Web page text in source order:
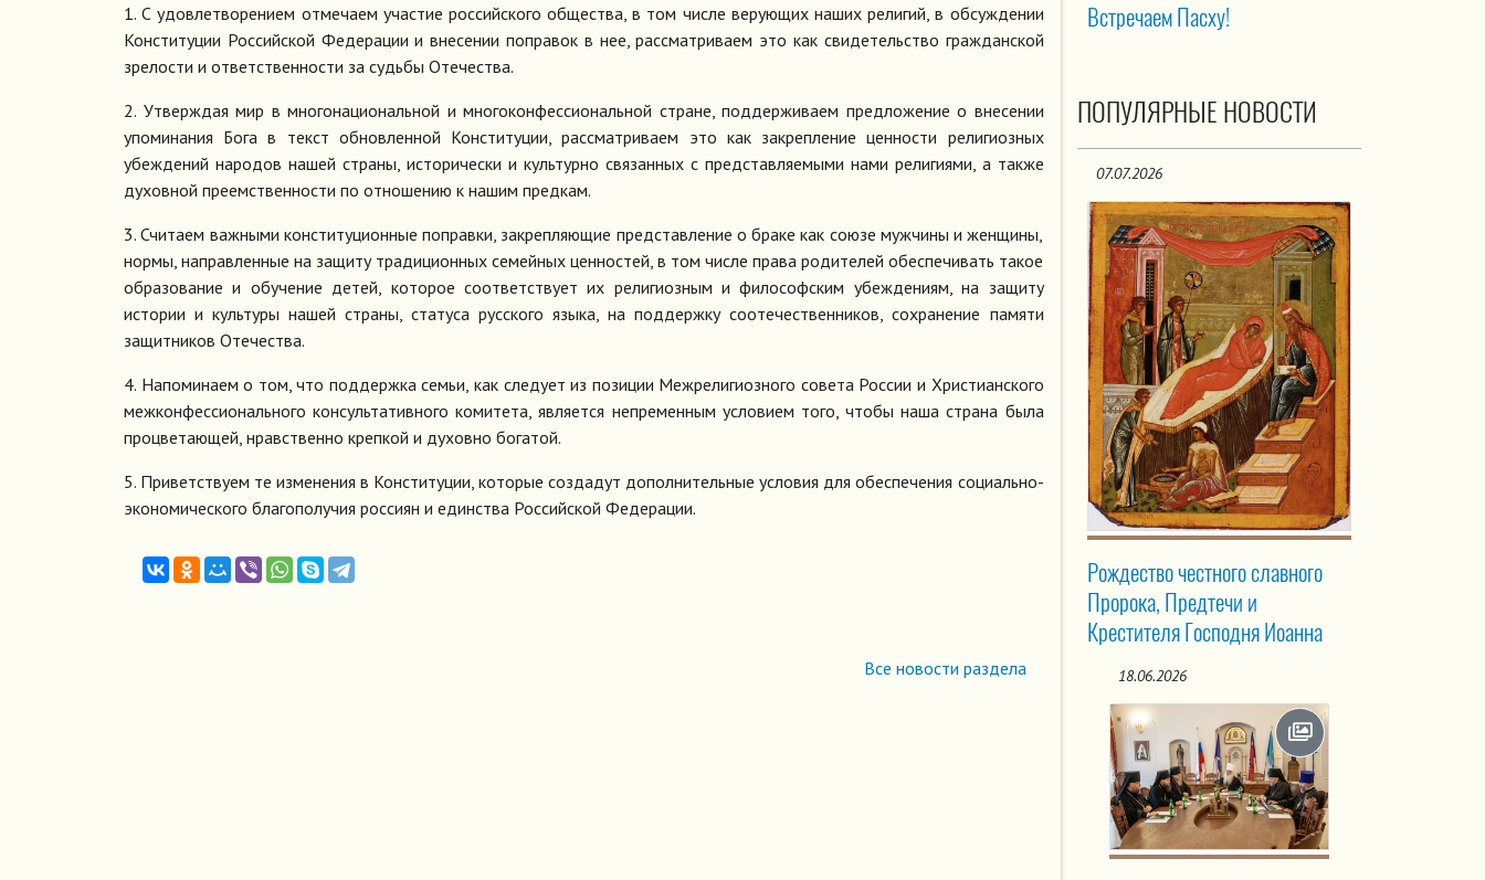
1. С удовлетворением отмечаем участие российского общества, в том числе верующих наших религий, в обсуждении
Конституции Российской Федерации и внесении поправок в нее, рассматриваем это как свидетельство гражданской
зрелости и ответственности за судьбы Отечества.
2. Утверждая мир в многонациональной и многоконфессиональной стране, поддерживаем предложение о внесении
упоминания Бога в текст обновленной Конституции, рассматриваем это как закрепление ценности религиозных
убеждений народов нашей страны, исторически и культурно связанных с представляемыми нами религиями, а также
духовной преемственности по отношению к нашим предкам.
3. Считаем важными конституционные поправки, закрепляющие представление о браке как союзе мужчины и женщины,
нормы, направленные на защиту традиционных семейных ценностей, в том числе права родителей обеспечивать такое
образование и обучение детей, которое соответствует их религиозным и философским убеждениям, на защиту
истории и культуры нашей страны, статуса русского языка, на поддержку соотечественников, сохранение памяти
защитников Отечества.
4. Напоминаем о том, что поддержка семьи, как следует из позиции Межрелигиозного совета России и Христианского
межконфессионального консультативного комитета, является непременным условием того, чтобы наша страна была
процветающей, нравственно крепкой и духовно богатой.
5. Приветствуем те изменения в Конституции, которые создадут дополнительные условия для обеспечения социально-
экономического благополучия россиян и единства Российской Федерации.
Все новости раздела
Встречаем Пасху!
ПОПУЛЯРНЫЕ НОВОСТИ
07.07.2026
Рождество честного славного
Пророка, Предтечи и
Крестителя Господня Иоанна
18.06.2026